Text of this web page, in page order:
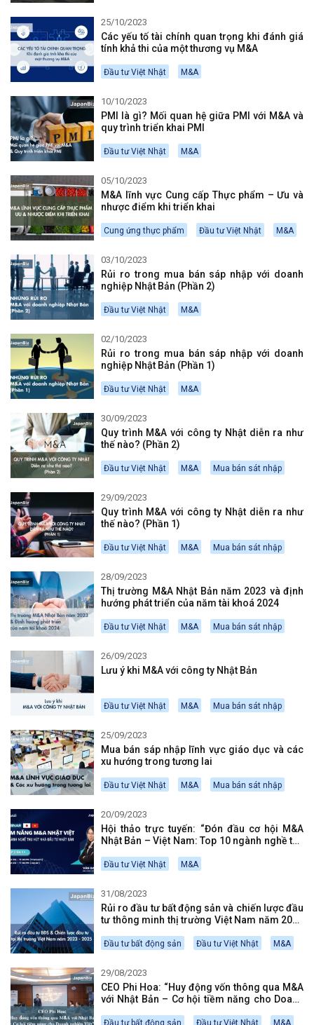
25/10/2023
Các yếu tố tài chính quan trọng khi đánh giá
tính khả thi của một thương vụ M&A
Đầu tư Việt Nhật M&A
10/10/2023
PMI là gì? Mối quan hệ giữa PMI với M&A và
quy trình triển khai PMI
Đầu tư Việt Nhật M&A
05/10/2023
M&A lĩnh vực Cung cấp Thực phẩm – Ưu và
nhược điểm khi triển khai
Cung ứng thực phẩm Đầu tư Việt Nhật M&A
03/10/2023
Rủi ro trong mua bán sáp nhập với doanh
nghiệp Nhật Bản (Phần 2)
Đầu tư Việt Nhật M&A
02/10/2023
Rủi ro trong mua bán sáp nhập với doanh
nghiệp Nhật Bản (Phần 1)
Đầu tư Việt Nhật M&A
30/09/2023
Quy trình M&A với công ty Nhật diễn ra như
thế nào? (Phần 2)
Đầu tư Việt Nhật M&A Mua bán sát nhập
29/09/2023
Quy trình M&A với công ty Nhật diễn ra như
thế nào? (Phần 1)
Đầu tư Việt Nhật M&A Mua bán sát nhập
28/09/2023
Thị trường M&A Nhật Bản năm 2023 và định
hướng phát triển của năm tài khoá 2024
Đầu tư Việt Nhật M&A Mua bán sát nhập
26/09/2023
Lưu ý khi M&A với công ty Nhật Bản
Đầu tư Việt Nhật M&A Mua bán sát nhập
25/09/2023
Mua bán sáp nhập lĩnh vực giáo dục và các
xu hướng trong tương lai
Đầu tư Việt Nhật M&A Mua bán sát nhập
20/09/2023
Hội thảo trực tuyến: “Đón đầu cơ hội M&A
Nhật Bản – Việt Nam: Top 10 ngành nghề thu
Đầu tư Việt Nhật M&A
31/08/2023
Rủi ro đầu tư bất động sản và chiến lược đầu
tư thông minh thị trường Việt Nam năm 2023
Đầu tư bất động sản Đầu tư Việt Nhật M&A
29/08/2023
CEO Phi Hoa: “Huy động vốn thông qua M&A
với Nhật Bản – Cơ hội tiềm năng cho Doanh
Đầu tư bất động sản Đầu tư Việt Nhật M&A